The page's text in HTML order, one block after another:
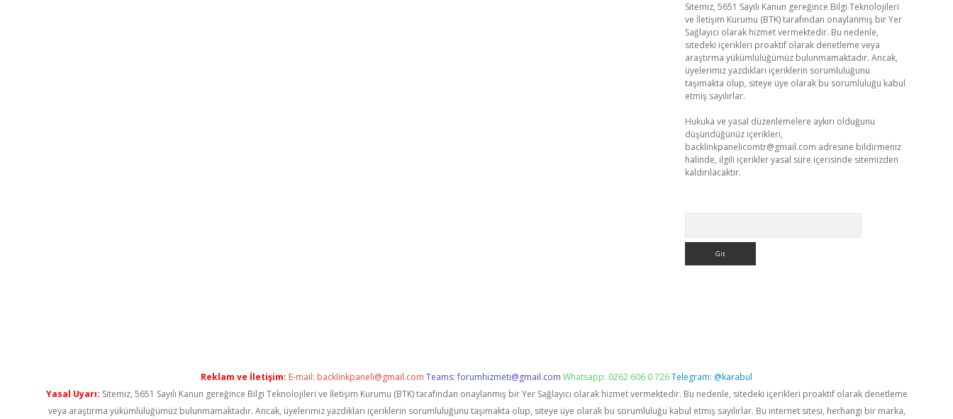
Sitemiz, 5651 Sayılı Kanun gereğince Bilgi Teknolojileri
ve İletişim Kurumu (BTK) tarafından onaylanmış bir Yer
Sağlayıcı olarak hizmet vermektedir. Bu nedenle,
sitedeki içerikleri proaktif olarak denetleme veya
araştırma yükümlülüğümüz bulunmamaktadır. Ancak,
üyelerimiz yazdıkları içeriklerin sorumluluğunu
taşımakta olup, siteye üye olarak bu sorumluluğu kabul
etmiş sayılırlar.
Hukuka ve yasal düzenlemelere aykırı olduğunu
düşündüğünüz içerikleri,
backlinkpanelicomtr@gmail.com adresine bildirmeniz
halinde, ilgili içerikler yasal süre içerisinde sitemizden
kaldırılacaktır.
Reklam ve İletişim: E-mail: backlinkpaneli@gmail.com Teams:forumhizmeti@gmail.com Whatsapp: 0262 606 0 726Telegram: @karabul
Yasal Uyarı: Sitemiz, 5651 Sayılı Kanun gereğince Bilgi Teknolojileri ve İletişim Kurumu (BTK) tarafından onaylanmış bir Yer Sağlayıcı olarak hizmet vermektedir. Bu nedenle, sitedeki içerikleri proaktif olarak denetleme
veya araştırma yükümlülüğümüz bulunmamaktadır. Ancak, üyelerimiz yazdıkları içeriklerin sorumluluğunu taşımakta olup, siteye üye olarak bu sorumluluğu kabul etmiş sayılırlar. Bu internet sitesi, herhangi bir marka,